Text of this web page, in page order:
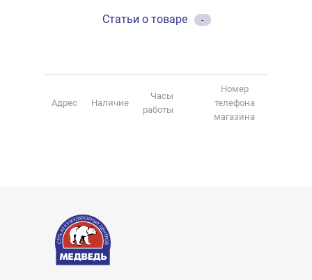
Статьи о товаре -
Адрес Наличие
Часы
работы
Номер
телефона
магазина